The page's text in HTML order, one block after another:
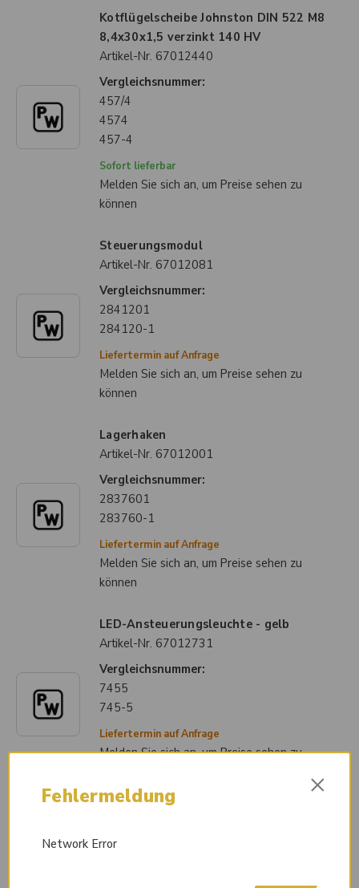
Kotflügelscheibe Johnston DIN 522 M8
8,4x30x1,5 verzinkt 140 HV
Artikel-Nr. 67012440
Vergleichsnummer:
457/4
4574
457-4
Sofort lieferbar
Melden Sie sich an, um Preise sehen zu
können
Steuerungsmodul
Artikel-Nr. 67012081
Vergleichsnummer:
2841201
284120-1
Liefertermin auf Anfrage
Melden Sie sich an, um Preise sehen zu
können
Lagerhaken
Artikel-Nr. 67012001
Vergleichsnummer:
2837601
283760-1
Liefertermin auf Anfrage
Melden Sie sich an, um Preise sehen zu
können
LED-Ansteuerungsleuchte - gelb
Artikel-Nr. 67012731
Vergleichsnummer:
7455
745-5
Liefertermin auf Anfrage
Melden Sie sich an, um Preise sehen zu
Artikel-Nr.
Fehlermeldung ×
Network Error